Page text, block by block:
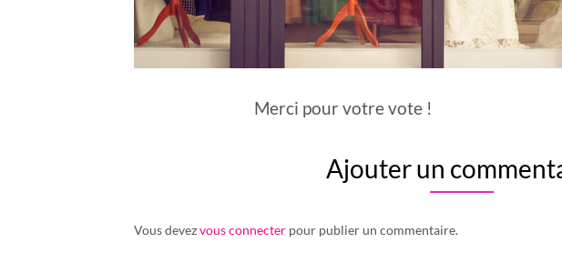
Merci pour votre vote !
Ajouter un
Vous devezvous connecter pour publier un commentaire.